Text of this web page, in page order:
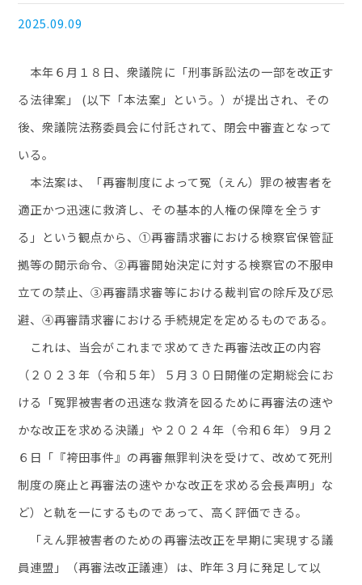
2025.09.09
本年６月１８日、衆議院に「刑事訴訟法の一部を改正す
る法律案」 (以下「本法案」という。）が提出され、その
後、衆議院法務委員会に付託されて、閉会中審査となって
いる。
本法案は、「再審制度によって冤（えん）罪の被害者を
適正かつ迅速に救済し、その基本的人権の保障を全うす
る」という観点から、①再審請求審における検察官保管証
拠等の開示命令、②再審開始決定に対する検察官の不服申
立ての禁止、③再審請求審等における裁判官の除斥及び忌
避、④再審請求審における手続規定を定めるものである。
これは、当会がこれまで求めてきた再審法改正の内容
（２０２３年（令和５年）５月３０日開催の定期総会にお
ける「冤罪被害者の迅速な救済を図るために再審法の速や
かな改正を求める決議」や２０２４年（令和６年）９月２
６日「『袴田事件』の再審無罪判決を受けて、改めて死刑
制度の廃止と再審法の速やかな改正を求める会長声明」な
ど）と軌を一にするものであって、高く評価できる。
「えん罪被害者のための再審法改正を早期に実現する議
員連盟」（再審法改正議連）は、昨年３月に発足して以